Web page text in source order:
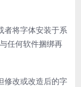
将字体安装于系
任何软件捆绑再
改或改造后的字